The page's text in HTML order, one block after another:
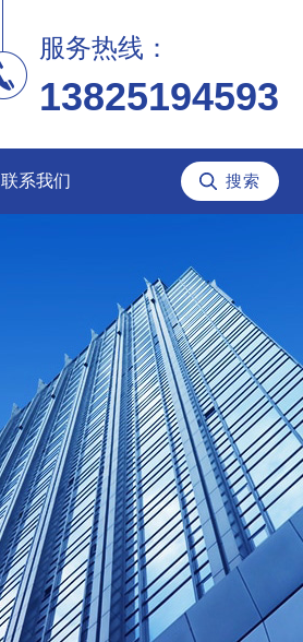
服务热线：
13825194593
联系我们